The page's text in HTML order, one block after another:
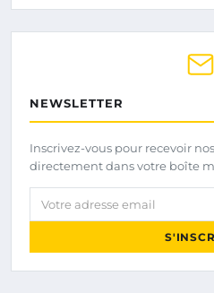
NEWSLETTER
Inscrivez-vous pour recevoir
directement dans votre boîte
Votre adresse email